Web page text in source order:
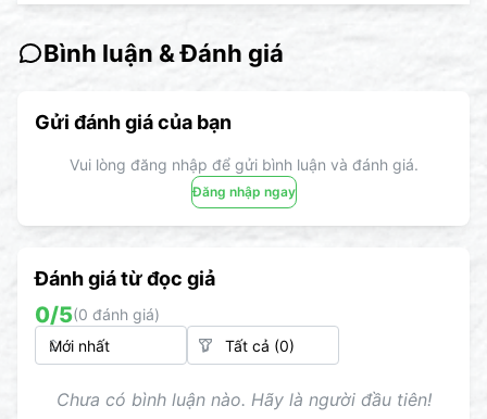
Bình luận & Đánh giá
Gửi đánh giá của bạn
Vui lòng đăng nhập để gửi bình luận và đánh giá.
Đăng nhập ngay
Đánh giá từ đọc giả
0/5(0 đánh giá)
Chưa có bình luận nào. Hãy là người đầu tiên!